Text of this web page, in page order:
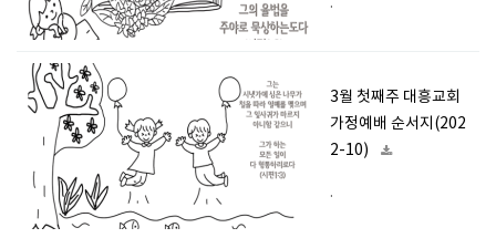
3월 첫째주 대흥교회
가정예배 순서지(202
2-10)
.